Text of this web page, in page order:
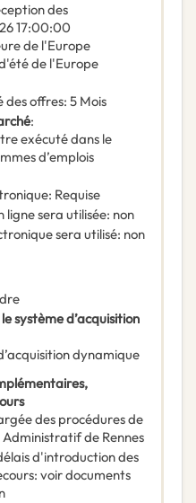
des
17:00:00
de l'Europe
de l'Europe
des offres: 5 Mois
:
exécuté dans le
d’emplois
: Requise
ligne sera utilisée: non
sera utilisé: non
système d’acquisition
dynamique
des procédures de
Administratif de Rennes
d'introduction des
: voir documents